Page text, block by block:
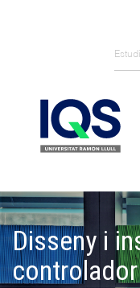
Disseny i